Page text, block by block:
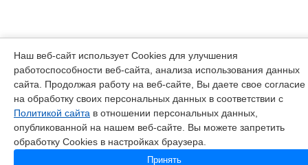
Наш веб-сайт использует Cookies для улучшения
работоспособности веб-сайта, анализа использования данных
сайта. Продолжая работу на веб-сайте, Вы даете свое согласие
на обработку своих персональных данных в соответствии с
Политикой сайта в отношении персональных данных,
опубликованной на нашем веб-сайте. Вы можете запретить
обработку Cookies в настройках браузера.
Принять